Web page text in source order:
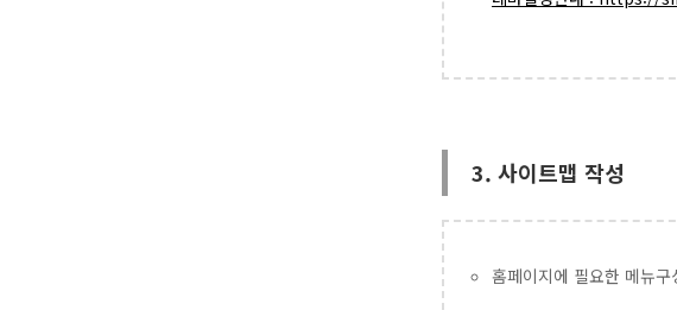
3. 사이트맵 작성
홈페이지에 필요한 메뉴